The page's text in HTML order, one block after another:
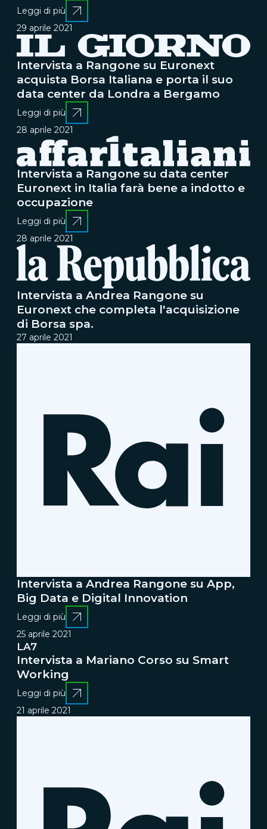
Leggi di più
29 aprile 2021
Intervista a Rangone su Euronext
acquista Borsa Italiana e porta il suo
data center da Londra a Bergamo
Leggi di più
28 aprile 2021
Intervista a Rangone su data center
Euronext in Italia farà bene a indotto e
occupazione
Leggi di più
28 aprile 2021
Intervista a Andrea Rangone su
Euronext che completa l'acquisizione
di Borsa spa.
27 aprile 2021
Intervista a Andrea Rangone su App,
Big Data e Digital Innovation
Leggi di più
25 aprile 2021
LA7
Intervista a Mariano Corso su Smart
Working
Leggi di più
21 aprile 2021